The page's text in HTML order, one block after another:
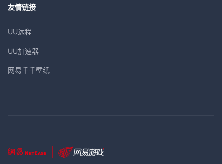
友情链接
UU远程
UU加速器
网易千千壁纸